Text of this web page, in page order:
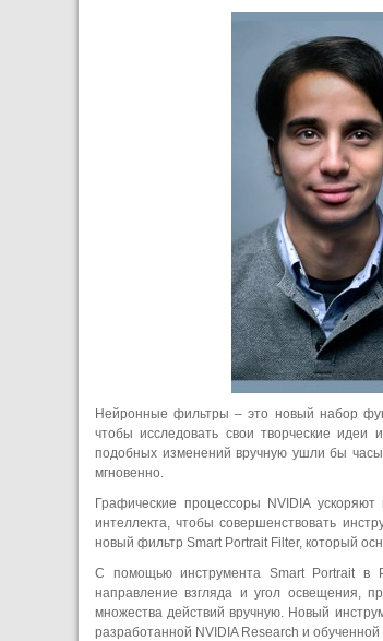
Нейронные фильтры – это новый набор
чтобы исследовать свои творческие
подобных изменений вручную ушли бы часы
мгновенно.
Графические процессоры NVIDIA
интеллекта, чтобы совершенствовать
новый фильтр Smart Portrait Filter, который
С помощью инструмента Smart Portrait в
направление взгляда и угол освещения,
множества действий вручную. Новый
разработанной NVIDIA Research и